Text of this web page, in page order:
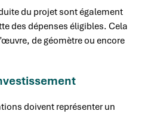
du projet sont également
des dépenses éligibles. Cela
de géomètre ou encore
doivent représenter un